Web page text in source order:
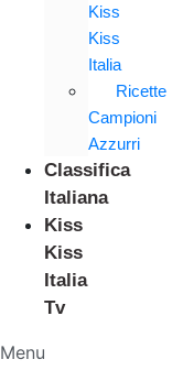
Kiss
Kiss
Italia
Ricette
Campioni
Azzurri
Classifica
Italiana
Kiss
Kiss
Italia
Tv
Menu